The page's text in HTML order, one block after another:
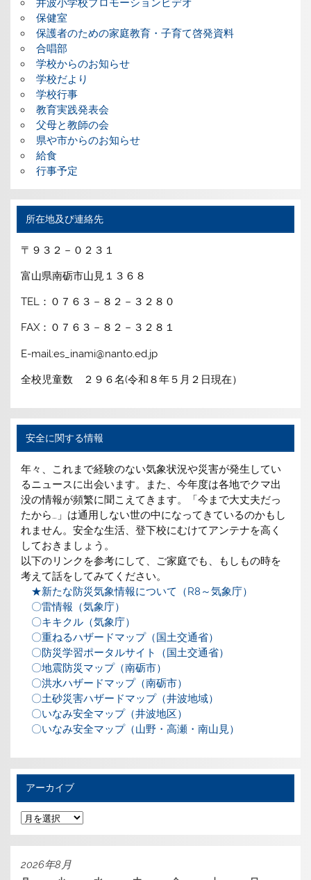
井波小学校プロモーションビデオ
保健室
保護者のための家庭教育・子育て啓発資料
合唱部
学校からのお知らせ
学校だより
学校行事
教育実践発表会
父母と教師の会
県や市からのお知らせ
給食
行事予定
所在地及び連絡先
〒９３２－０２３１
富山県南砺市山見１３６８
TEL：０７６３－８２－３２８０
FAX：０７６３－８２－３２８１
E-mail:es_inami@nanto.ed.jp
全校児童数 ２９６名(令和８年５月２日現在）
安全に関する情報
年々、これまで経験のない気象状況や災害が発生してい
るニュースに出会います。また、今年度は各地でクマ出
没の情報が頻繁に聞こえてきます。「今まで大丈夫だっ
たから…」は通用しない世の中になってきているのかもし
れません。安全な生活、登下校にむけてアンテナを高く
しておきましょう。
以下のリンクを参考にして、ご家庭でも、もしもの時を
考えて話をしてみてください。
★新たな防災気象情報について（R8～気象庁）
〇雷情報（気象庁）
〇キキクル（気象庁）
〇重ねるハザードマップ（国土交通省）
〇防災学習ポータルサイト（国土交通省）
〇地震防災マップ（南砺市）
〇洪水ハザードマップ（南砺市）
〇土砂災害ハザードマップ（井波地域）
〇いなみ安全マップ（井波地区）
〇いなみ安全マップ（山野・高瀬・南山見）
アーカイブ
ア
ー
カ
イ
2026年8月